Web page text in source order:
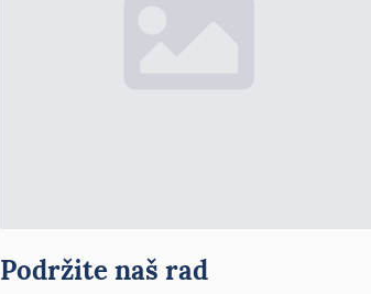
Podržite naš rad